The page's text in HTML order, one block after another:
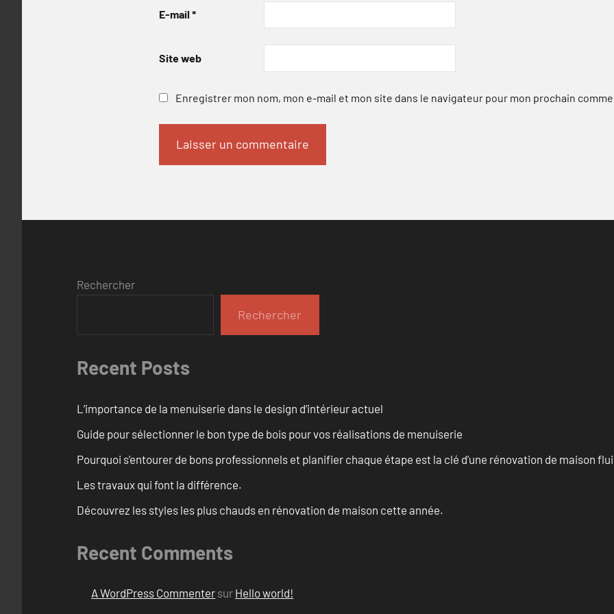
E-mail *
Site web
Enregistrer mon nom, mon e-mail et mon site dans le navigateur pour mon prochain
Rechercher
Rechercher
Recent Posts
L’importance de la menuiserie dans le design d’intérieur actuel
Guide pour sélectionner le bon type de bois pour vos réalisations de menuiserie
Pourquoi s’entourer de bons professionnels et planifier chaque étape est la clé d’une rénovation de maison
Les travaux qui font la différence.
Découvrez les styles les plus chauds en rénovation de maison cette année.
Recent Comments
A WordPress Commenter sur Hello world!